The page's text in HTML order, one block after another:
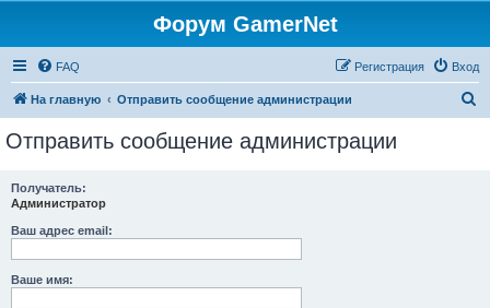
Форум GamerNet
FAQ Вход
Регистрация
На главную Отправить сообщение администрации
Отправить сообщение администрации
Получатель:
Администратор
Ваш адрес email:
Ваше имя: